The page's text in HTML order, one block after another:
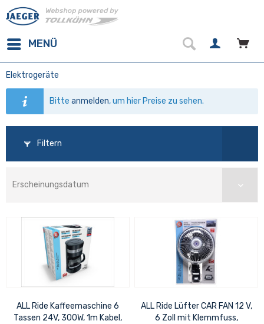
MENÜ
Elektrogeräte
Bitteanmelden, um hier Preise zu sehen.
Filtern
ALL Ride Kaffeemaschine 6
Tassen 24V, 300W, 1m Kabel,
ALL Ride Lüfter CAR FAN 12 V,
6 Zoll mit Klemmfuss,